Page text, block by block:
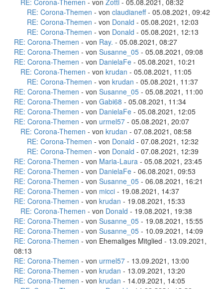
RE: Corona-Themen - von Zotti - 05.08.2021, 08:32
RE: Corona-Themen - von claudianeff- 05.08.2021, 09:42
RE: Corona-Themen - von Donald - 05.08.2021, 12:03
RE: Corona-Themen - von Donald - 05.08.2021, 12:13
RE: Corona-Themen - von Ray. - 05.08.2021, 08:27
RE: Corona-Themen - von Susanne_05 - 05.08.2021, 09:08
RE: Corona-Themen - von DanielaFe - 05.08.2021, 10:21
RE: Corona-Themen - von krudan - 05.08.2021, 11:05
RE: Corona-Themen - von krudan - 05.08.2021, 11:37
RE: Corona-Themen - von Susanne_05 - 05.08.2021, 11:00
RE: Corona-Themen - von Gabi68 - 05.08.2021, 11:34
RE: Corona-Themen - von DanielaFe - 05.08.2021, 12:05
RE: Corona-Themen - von urmel57 - 05.08.2021, 20:07
RE: Corona-Themen - von krudan - 07.08.2021, 08:58
RE: Corona-Themen - von Donald - 07.08.2021, 12:32
RE: Corona-Themen - von Donald - 07.08.2021, 12:39
RE: Corona-Themen - von Maria-Laura - 05.08.2021, 23:45
RE: Corona-Themen - von DanielaFe - 06.08.2021, 09:53
RE: Corona-Themen - von Susanne_05 - 06.08.2021, 16:21
RE: Corona-Themen - von micci - 19.08.2021, 14:37
RE: Corona-Themen - von krudan - 19.08.2021, 15:33
RE: Corona-Themen - von Donald - 19.08.2021, 19:38
RE: Corona-Themen - von Susanne_05 - 19.08.2021, 15:55
RE: Corona-Themen - von Susanne_05 - 10.09.2021, 14:09
RE: Corona-Themen - von Ehemaliges Mitglied - 13.09.2021,
08:13
RE: Corona-Themen - von urmel57 - 13.09.2021, 13:00
RE: Corona-Themen - von krudan - 13.09.2021, 13:20
RE: Corona-Themen - von krudan - 14.09.2021, 14:05